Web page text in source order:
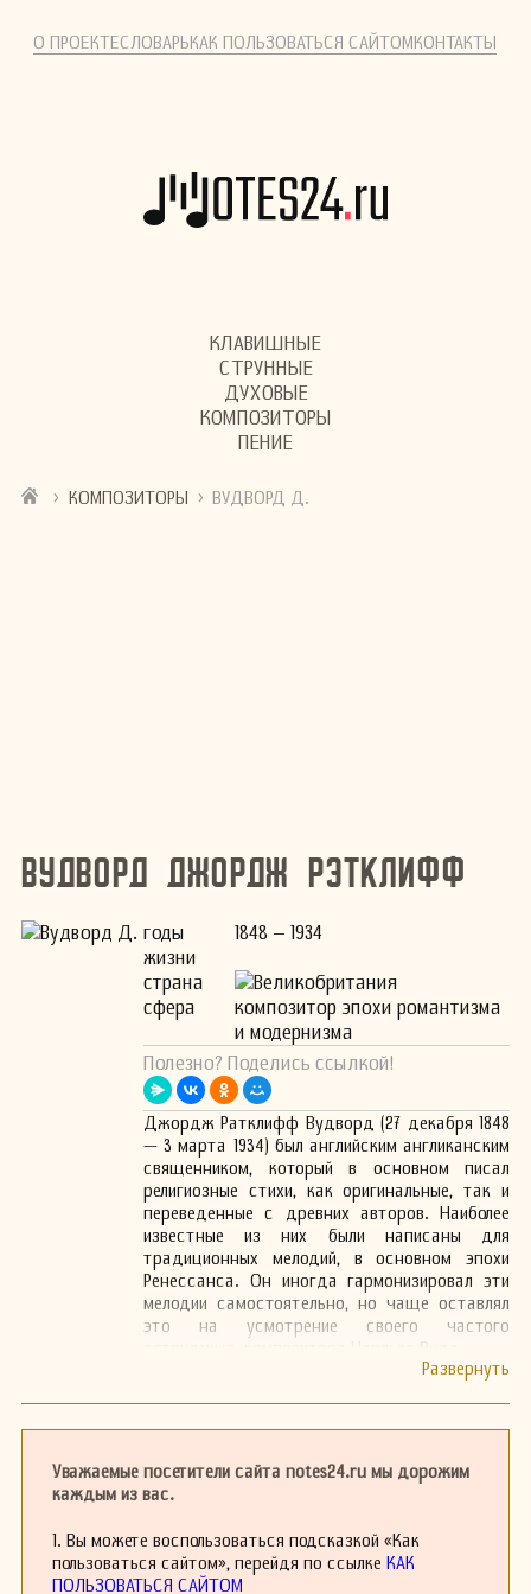
О ПРОЕКТЕСЛОВАРЬКАК ПОЛЬЗОВАТЬСЯ САЙТОМКОНТАКТЫ
КЛАВИШНЫЕ
СТРУННЫЕ
ДУХОВЫЕ
КОМПОЗИТОРЫ
ПЕНИЕ
› КОМПОЗИТОРЫ › ВУДВОРД Д.
Вудворд Джордж Рэтклифф
годы
жизни
1848 – 1934
страна
Великобритания
сфера
композитор эпохи романтизма
и модернизма
Полезно? Поделись ссылкой!
Джордж Ратклифф Вудворд (27 декабря 1848
— 3 марта 1934) был английским англиканским
священником, который в основном писал
религиозные стихи, как оригинальные, так и
переведенные с древних авторов. Наиболее
известные из них были написаны для
традиционных мелодий, в основном эпохи
Ренессанса. Он иногда гармонизировал эти
мелодии самостоятельно, но чаще оставлял
это на усмотрение своего частого
Вудворд родился по адресу 26, Hamilton
Sayer для колледжа Гонвилл и Кая, Кембридж,
где окончил учебу в 1872 году, получив третью
21 декабря 1874 года он был рукоположен в
дьяконы епископом Лондона, чтобы служить
помощником куратора в церкви Святого
Уважаемые посетители сайта notes24.ru мы дорожим
каждым из вас.
1. Вы можете воспользоваться подсказкой «Как
пользоваться сайтом», перейдя по ссылке КАК
ПОЛЬЗОВАТЬСЯ САЙТОМ